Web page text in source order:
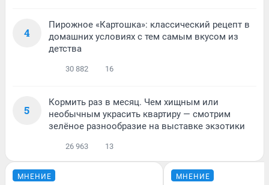
4
Пирожное «Картошка»: классический рецепт в
домашних условиях с тем самым вкусом из
детства
30 882 16
5
Кормить раз в месяц. Чем хищным или
необычным украсить квартиру — смотрим
зелёное разнообразие на выставке экзотики
26 963 13
МНЕНИЕ МНЕНИЕ